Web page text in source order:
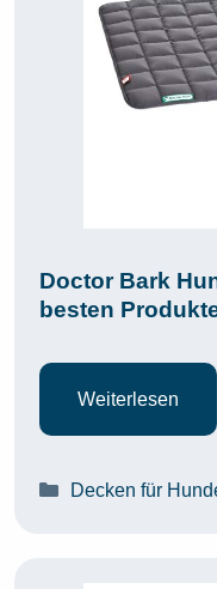
Doctor Bark
besten
Weiterlesen
Kategorien
Decken für